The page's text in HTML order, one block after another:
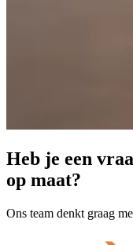
Heb je een
op maat?
Ons team denkt graag